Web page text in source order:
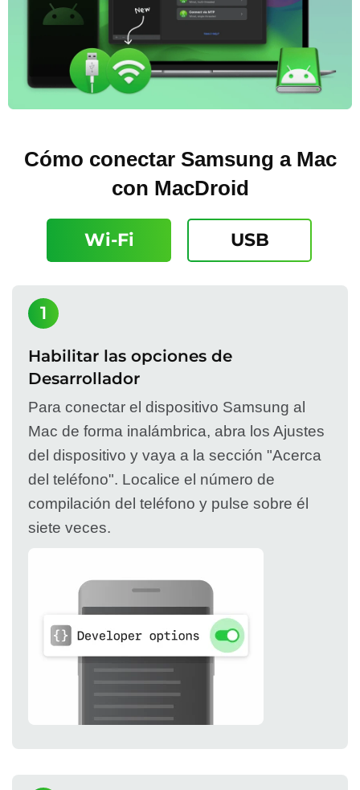
Cómo conectar Samsung a Mac
con MacDroid
Wi-Fi USB
1
Habilitar las opciones de
Desarrollador
Para conectar el dispositivo Samsung al
Mac de forma inalámbrica, abra los Ajustes
del dispositivo y vaya a la sección "Acerca
del teléfono". Localice el número de
compilación del teléfono y pulse sobre él
siete veces.